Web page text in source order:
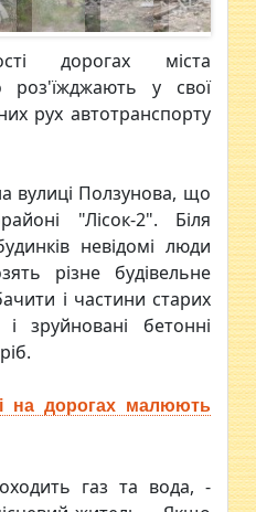
дорогах міста
роз'їжджають у свої
рух автотранспорту
вулиці Ползунова, що
"Лісок-2". Біля
невідомі люди
різне будівельне
і частини старих
зруйновані бетонні
на дорогах малюють
газ та вода, -